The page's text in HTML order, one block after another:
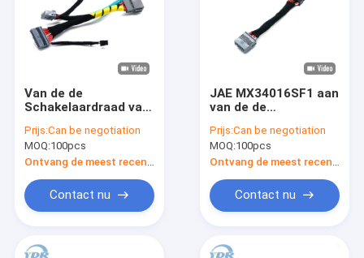
Van de de
Schakelaardraad van
Kabel 1-1456426-5
van de
Uitrustingsmolex
43645-0300 TE
Prijs:Can be negotiation
MOQ:100pcs
Contact nu
JAE MX34016SF1 aan
van de de
Molex 43025-1400 de
Kabelassemblage
Prijs:Can be negotiation
MOQ:100pcs
Contact nu